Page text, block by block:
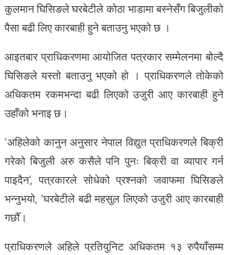
कुलमान घिसिङले घरबेटीले कोठा भाडामा बस्नेसँग बिजुलीको
पैसा बढी लिए कारबाही हुने बताउनु भएको छ ।
आइतबार प्राधिकरणमा आयोजित पत्रकार सम्मेलनमा बोल्दै
घिसिङले यस्तो बताउनु भएको हो । प्राधिकरणले तोकेको
अधिकतम रकमभन्दा बढी लिएको उजुरी आए कारबाही हुने
उहाँको भनाइ छ।
‘अहिलेको कानुन अनुसार नेपाल विद्युत प्राधिकरणले बिक्री
गरेको बिजुली अरु कसैले पनि पुनः बिक्री वा व्यापार गर्न
पाइदैन’, पत्रकारले सोधेको प्रश्नको जवाफमा घिसिङले
भन्नुभयो, ‘घरबेटीले बढी महसुल लिएको उजुरी आए कारबाही
गर्छौँ।
प्राधिकरणले अहिले प्रतियुनिट अधिकतम १३ रुपैयाँसम्म